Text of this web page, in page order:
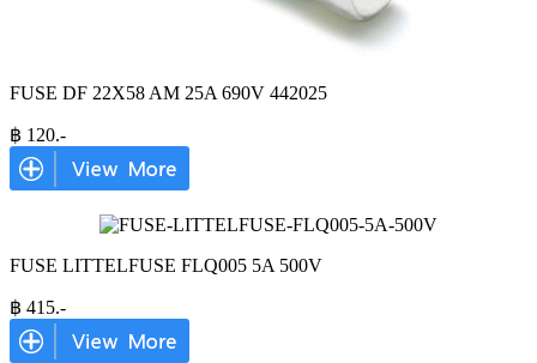
FUSE DF 22X58 AM 25A 690V 442025
฿ 120.-
FUSE LITTELFUSE FLQ005 5A 500V
฿ 415.-